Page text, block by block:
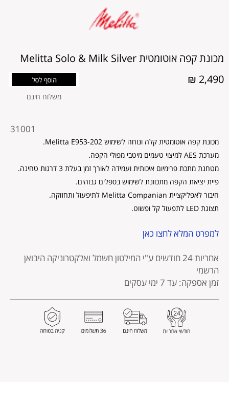
מכונת קפה אוטומטית Melitta Solo & Milk Silver
2,490 ₪
משלוח חינם
31001
מוצר
מכונת קפה אוטומטית קלה ונוחה לשימוש Melitta E953-202.
מערכת AES למיצוי טעמים מיטבי מפולי הקפה.
מטחנת מתכת פרימיום איכותית ועמידה לאורך זמן בעלת 3 דרגות טחינה.
פיית יציאת הקפה מתכוונת לשימוש בספלים גבוהים.
חיבור לאפליקציית Melitta Companian לתיפעול ותחזוקה.
תצוגת LED לתפעול קל ופשוט.
למפרט המלא לחצו כאן
אחריות 24 חודשים
ע"י המילטון חשמל ואלקטרוניקה היבואן
הרשמי
זמן אספקה: עד 7 ימי עסקים